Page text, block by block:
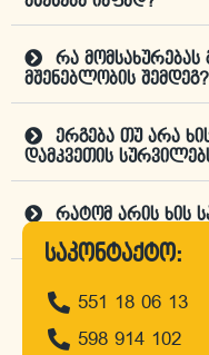
რა მომსახურებას
მშენებლობის შემდეგ?
ერგება თუ არა
დამკვეთის
რატომ არის ხის
დროა,
საკონტაქტო:
551 18 06 13
598 914 102